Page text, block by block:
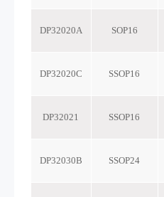
DP32020A SOP16
DP32020C SSOP16
DP32021 SSOP16
DP32030B SSOP24